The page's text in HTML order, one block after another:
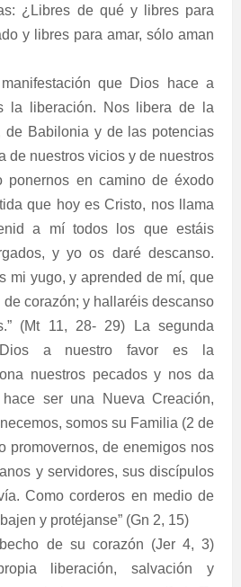
¿Libres de qué y libres para
y libres para amar, sólo aman
que Dios hace a
la liberación. Nos libera de la
de Babilonia y de las potencias
de nuestros vicios y de nuestros
ponernos en camino de éxodo
que hoy es Cristo, nos llama
a mí todos los que estáis
y yo os daré descanso.
mi yugo, y aprended de mí, que
corazón; y hallaréis descanso
(Mt 11, 28- 29) La segunda
Dios a nuestro favor es la
nuestros pecados y nos da
ser una Nueva Creación,
somos su Familia (2 de
promovernos, de enemigos nos
y servidores, sus discípulos
Como corderos en medio de
y protéjanse” (Gn 2, 15)
de su corazón (Jer 4, 3)
liberación, salvación y